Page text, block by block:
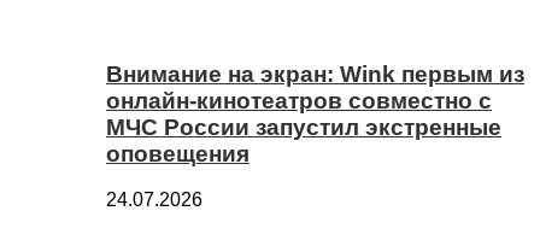
Внимание на экран: Wink первым из
онлайн-кинотеатров совместно с
МЧС России запустил экстренные
оповещения
24.07.2026